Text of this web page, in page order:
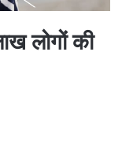
लोगों की